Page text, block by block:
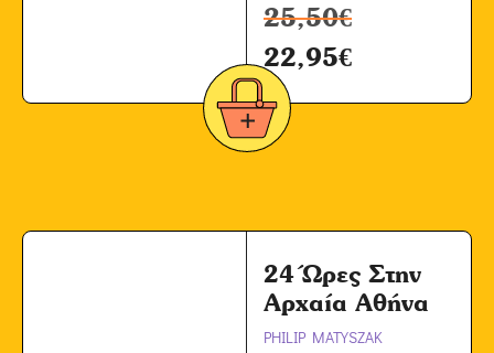
25,50€
22,95€
24 Ώρες Στην
Αρχαία Αθήνα
PHILIP MATYSZAK